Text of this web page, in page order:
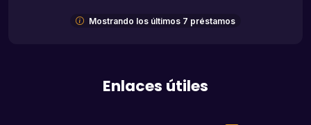
Mostrando los últimos 7 préstamos
Enlaces útiles